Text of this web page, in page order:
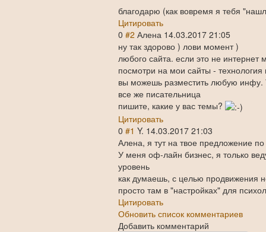
благодарю (как вовремя я тебя
Цитировать
0 #2 Алена 14.03.2017 21:05
ну так здорово ) лови момент )
любого сайта. если это не интернет
посмотри на мои сайты - технология
вы можешь разместить любую инфу.
все же писательница
пишите, какие у вас темы?
Цитировать
0 #1 Y. 14.03.2017 21:03
Алена, я тут на твое предложение
У меня оф-лайн бизнес, я только
уровень
как думаешь, с целью продвижения
просто там в "настройках" для
Цитировать
Обновить список комментариев
Добавить комментарий